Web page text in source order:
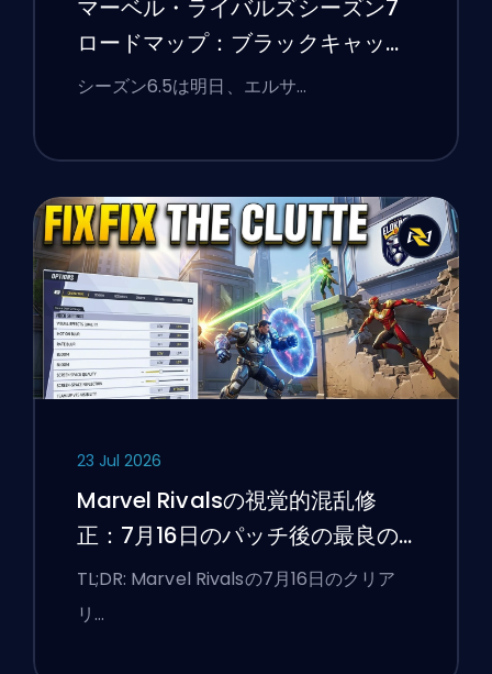
マーベル・ライバルズシーズン7
ロードマップ：ブラックキャッ
ト、ホワイトフォックス、そして
シーズン6.5は明日、エルサ…
23 Jul 2026
Marvel Rivalsの視覚的混乱修
正：7月16日のパッチ後の最良の
競技設定
TL;DR: Marvel Rivalsの7月16日のクリア
リ…